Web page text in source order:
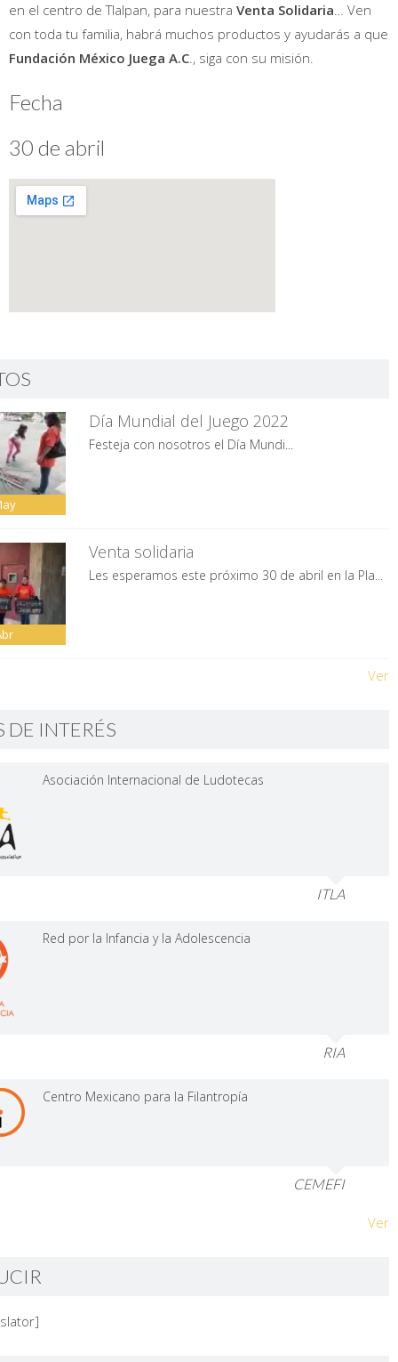
en el centro de Tlalpan, para nuestra Venta Solidaria… Ven
con toda tu familia, habrá muchos productos y ayudarás a que
Fundación México Juega A.C., siga con su misión.
Fecha
30 de abril
Día Mundial del Juego 2022
Festeja con nosotros el Día Mundi...
Venta solidaria
Les esperamos este próximo 30 de abril en la Pla...
Ver
DE INTERÉS
Asociación Internacional de Ludotecas
ITLA
Red por la Infancia y la Adolescencia
RIA
Centro Mexicano para la Filantropía
CEMEFI
Ver